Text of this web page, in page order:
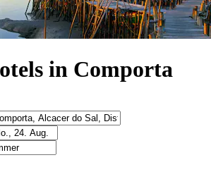
in Comporta